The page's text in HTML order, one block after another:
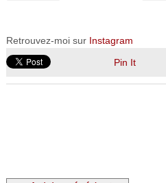
Retrouvez-moi sur Instagram
Pin It